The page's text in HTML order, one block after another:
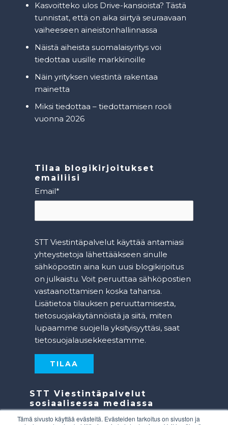
Tämä sivusto käyttää evästeitä. Evästeiden tarkoitus on sivuston ja
Kasvoitteko ulos Drive-kansioista? Tästä
tunnistat, että on aika siirtyä seuraavaan
vaiheeseen aineistonhallinnassa
Näistä aiheista suomalaisyritys voi
tiedottaa uusille markkinoille
Näin yrityksen viestintä rakentaa
mainetta
Miksi tiedottaa – tiedottamisen rooli
vuonna 2026
Tilaa blogikirjoitukset
emailiisi
Email*
STT Viestintäpalvelut käyttää antamiasi
yhteystietoja lähettääkseen sinulle
sähköpostin aina kun uusi blogikirjoitus
on julkaistu. Voit peruuttaa sähköpostien
vastaanottamisen koska tahansa.
Lisätietoa tilauksen peruuttamisesta,
tietosuojakäytännöistä ja siitä, miten
lupaamme suojella yksityisyyttäsi, saat
tietosuojalausekkeestamme.
STT Viestintäpalvelut
sosiaalisessa mediassa